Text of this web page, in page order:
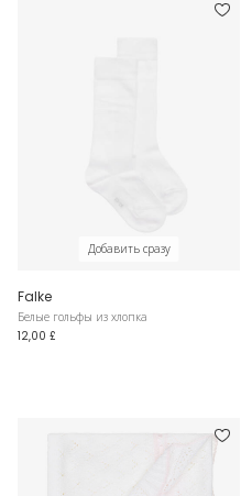
Добавить сразу
Falke
Белые гольфы из хлопка
12,00 £